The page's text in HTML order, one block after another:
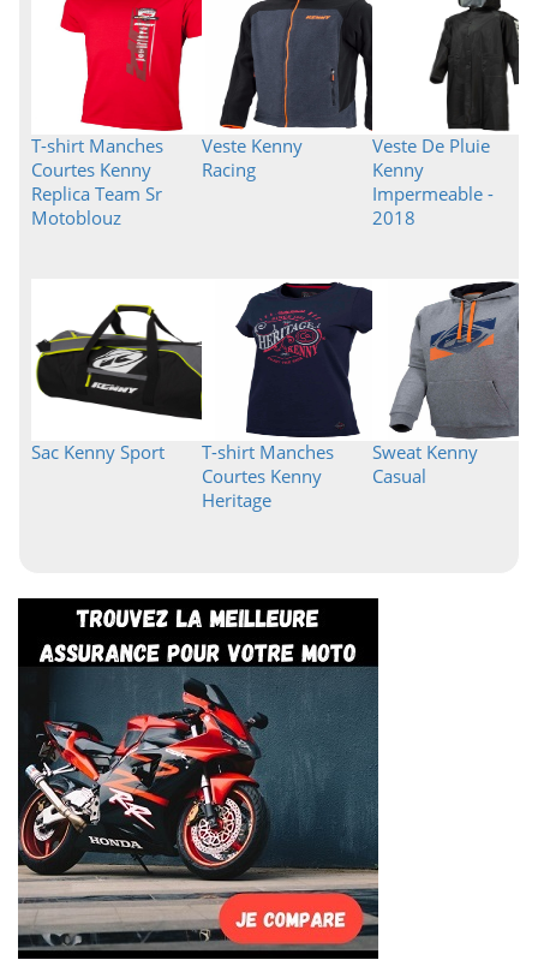
T-shirt Manches
Courtes Kenny
Replica Team Sr
Motoblouz
Veste Kenny
Racing
Veste De Pluie
Kenny
Impermeable -
2018
Sac Kenny Sport
T-shirt Manches
Courtes Kenny
Heritage
Sweat Kenny
Casual